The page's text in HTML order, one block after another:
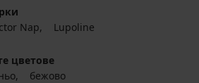
Nap Lupoline
цветове
бежово